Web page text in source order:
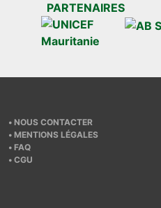
PARTENAIRES
NOUS CONTACTER
MENTIONS LÉGALES
FAQ
CGU